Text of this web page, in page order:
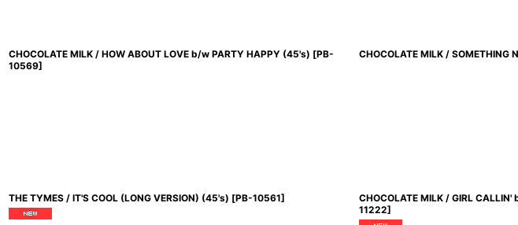
CHOCOLATE MILK / HOW ABOUT LOVE b/w PARTY HAPPY (45's) [PB-
10569]
CHOCOLATE MILK / SOMETHING
THE TYMES / IT'S COOL (LONG VERSION) (45's) [PB-10561] CHOCOLATE MILK / GIRL
11222]